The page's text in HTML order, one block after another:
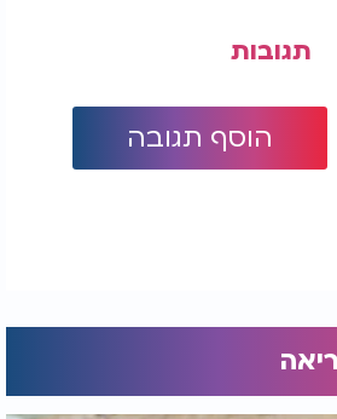
תגובות
הוסף תגובה